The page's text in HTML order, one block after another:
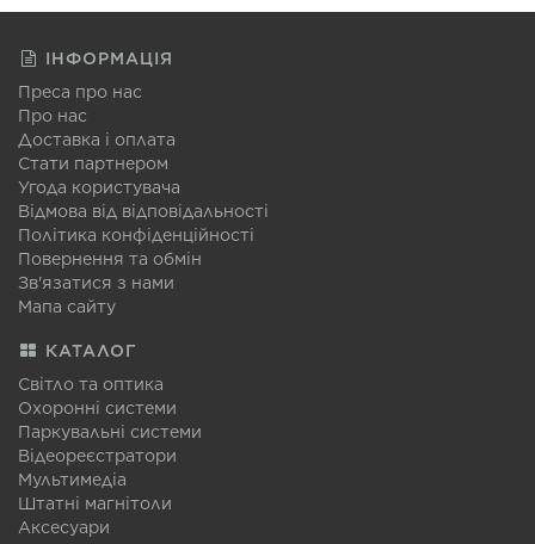
ІНФОРМАЦІЯ
Преса про нас
Про нас
Доставка і оплата
Стати партнером
Угода користувача
Відмова від відповідальності
Політика конфіденційності
Повернення та обмін
Зв'язатися з нами
Мапа сайту
КАТАЛОГ
Світло та оптика
Охоронні системи
Паркувальні системи
Відеореєстратори
Мультимедіа
Штатні магнітоли
Аксесуари